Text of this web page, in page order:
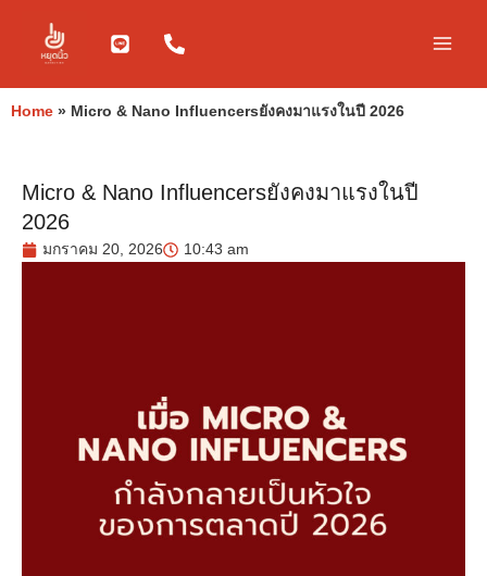
content
Home » Micro & Nano Influencersยังคงมาแรงในปี 2026
Micro & Nano Influencersยังคงมาแรงในปี
2026
มกราคม 20, 2026 10:43 am